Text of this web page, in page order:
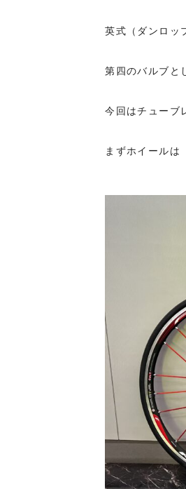
英式（ダンロッ
第四のバルブと
今回はチューブ
まずホイールは